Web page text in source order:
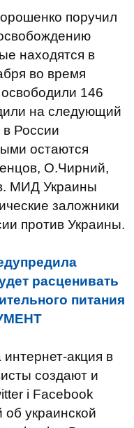
поручил
находятся в
во время
146
на следующий
России
остаются
О.Чирний,
МИД Украины
заложники
против Украины.
расценивать
питания
акция в
создают и
i Facebook
украинской